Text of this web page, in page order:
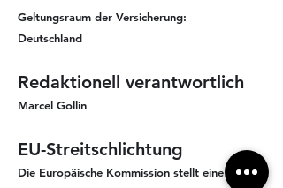
Geltungsraum der Versicherung:
Deutschland
Redaktionell verantwortlich
Marcel Gollin
EU-Streitschlichtung
Die Europäische Kommission stellt eine